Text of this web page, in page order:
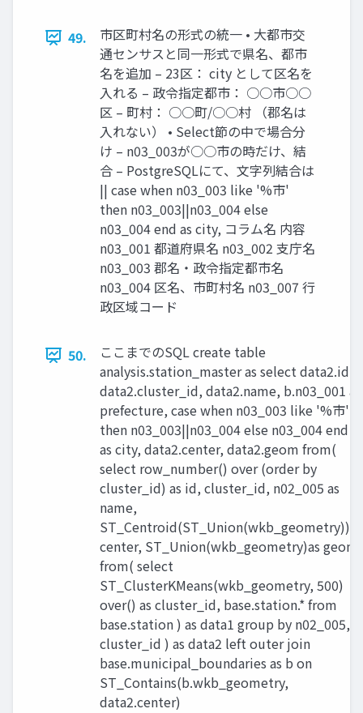
49.
市区町村名の形式の統一 • 大都市交
通センサスと同一形式で県名、都市
名を追加 – 23区： city として区名を
入れる – 政令指定都市： ○○市○○
区 – 町村： ○○町/○○村 （郡名は
入れない） • Select節の中で場合分
け – n03_003が○○市の時だけ、結
合 – PostgreSQLにて、文字列結合は
|| case when n03_003 like '%市'
then n03_003||n03_004 else
n03_004 end as city, コラム名 内容
n03_001 都道府県名 n03_002 支庁名
n03_003 郡名・政令指定都市名
n03_004 区名、市町村名 n03_007 行
政区域コード
50.
ここまでのSQL create table
analysis.station_master as select data2.id,
data2.cluster_id, data2.name, b.n03_001 as
prefecture, case when n03_003 like '%市'
then n03_003||n03_004 else n03_004 end
as city, data2.center, data2.geom from(
select row_number() over (order by
cluster_id) as id, cluster_id, n02_005 as
name,
ST_Centroid(ST_Union(wkb_geometry))as
center, ST_Union(wkb_geometry)as geom
from( select
ST_ClusterKMeans(wkb_geometry, 500)
over() as cluster_id, base.station.* from
base.station ) as data1 group by n02_005,
cluster_id ) as data2 left outer join
base.municipal_boundaries as b on
ST_Contains(b.wkb_geometry,
data2.center)